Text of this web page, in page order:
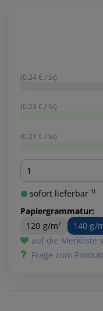
(0.24 € / St)
(0.23 € / St)
(0.21 € / St)
Menge
sofort lieferbar ¹⁾
Papiergrammatur:
120 g/m²
140 g/
auf die Merkliste
Frage zum